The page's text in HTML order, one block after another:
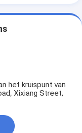
het kruispunt van
Xixiang Street,